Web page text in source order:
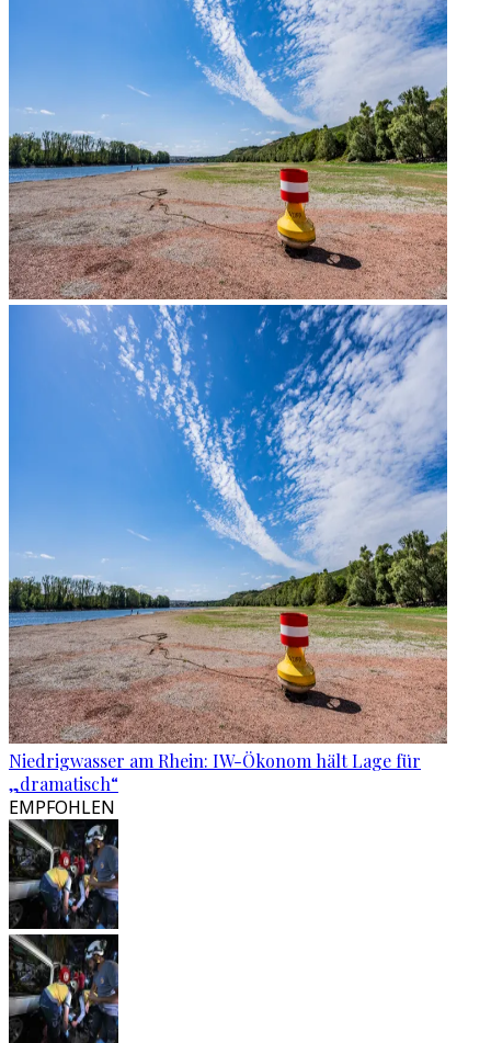
Niedrigwasser am Rhein: IW-Ökonom hält Lage für
„dramatisch“
EMPFOHLEN